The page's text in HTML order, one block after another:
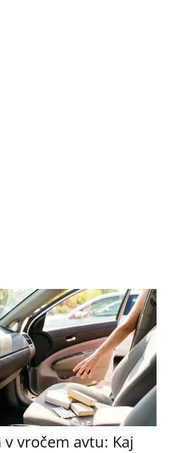
v vročem avtu: Kaj